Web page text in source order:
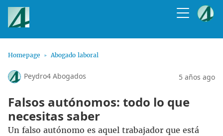
Homepage Abogado laboral
Peydro4 Abogados 5 años ago
Falsos autónomos: todo lo que
necesitas saber
Un falso autónomo es aquel trabajador que está